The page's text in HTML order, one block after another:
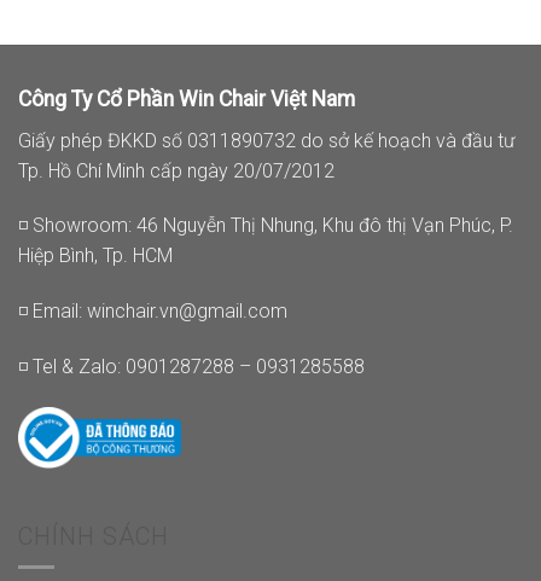
Công Ty Cổ Phần Win Chair Việt Nam
Giấy phép ĐKKD số 0311890732 do sở kế hoạch và đầu tư
Tp. Hồ Chí Minh cấp ngày 20/07/2012
◽ Showroom: 46 Nguyễn Thị Nhung, Khu đô thị Vạn Phúc, P.
Hiệp Bình, Tp. HCM
◽ Email: winchair.vn@gmail.com
◽ Tel & Zalo: 0901287288 – 0931285588